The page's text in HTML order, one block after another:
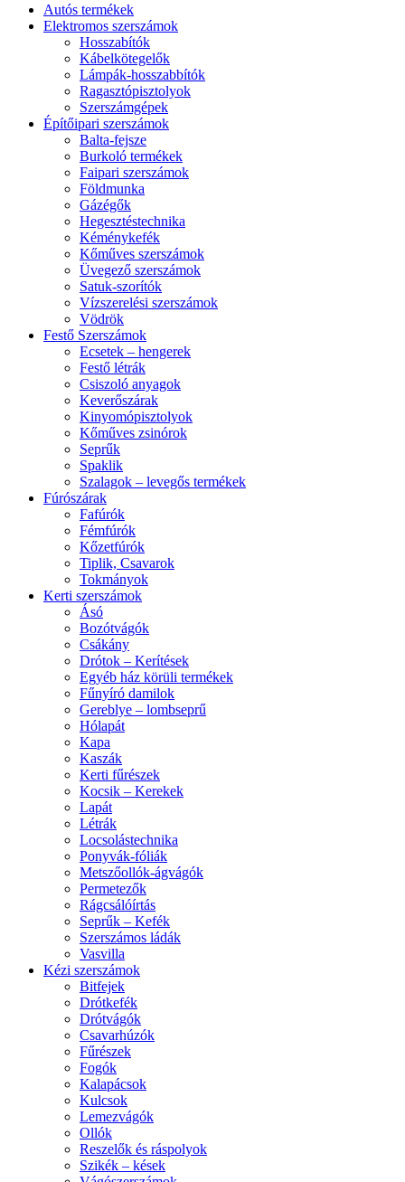
Autós termékek
Elektromos szerszámok
Hosszabítók
Kábelkötegelők
Lámpák-hosszabbítók
Ragasztópisztolyok
Szerszámgépek
Építőipari szerszámok
Balta-fejsze
Burkoló termékek
Faipari szerszámok
Földmunka
Gázégők
Hegesztéstechnika
Kéménykefék
Kőműves szerszámok
Üvegező szerszámok
Satuk-szorítók
Vízszerelési szerszámok
Vödrök
Festő Szerszámok
Ecsetek – hengerek
Festő létrák
Csiszoló anyagok
Keverőszárak
Kinyomópisztolyok
Kőműves zsinórok
Seprűk
Spaklik
Szalagok – levegős termékek
Fúrószárak
Fafúrók
Fémfúrók
Kőzetfúrók
Tiplik, Csavarok
Tokmányok
Kerti szerszámok
Ásó
Bozótvágók
Csákány
Drótok – Kerítések
Egyéb ház körüli termékek
Fűnyíró damilok
Gereblye – lombseprű
Hólapát
Kapa
Kaszák
Kerti fűrészek
Kocsik – Kerekek
Lapát
Létrák
Locsolástechnika
Ponyvák-fóliák
Metszőollók-ágvágók
Permetezők
Rágcsálóírtás
Seprűk – Kefék
Szerszámos ládák
Vasvilla
Kézi szerszámok
Bitfejek
Drótkefék
Drótvágók
Csavarhúzók
Fűrészek
Fogók
Kalapácsok
Kulcsok
Lemezvágók
Ollók
Reszelők és ráspolyok
Szikék – kések